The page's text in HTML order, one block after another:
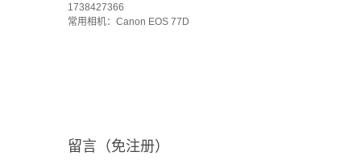
1738427366
常用相机：Canon EOS 77D
留言（免注册）